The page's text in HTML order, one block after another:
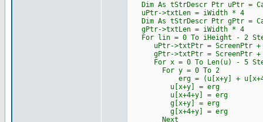
Dim As tStrDescr Ptr uPtr =
uPtr->txtLen = iWidth * 4
Dim As tStrDescr Ptr gPtr =
gPtr->txtLen = iWidth * 4
For lin = 0 To iHeight - 2
uPtr->txtPtr = ScreenPtr +
gPtr->txtPtr = ScreenPtr +
For x = 0 To Len(u) - 5
For y = 0 To 2
erg = (u[x+y] + u[x+4+y]
u[x+y] = erg
u[x+4+y] = erg
g[x+y] = erg
g[x+4+y] = erg
Next